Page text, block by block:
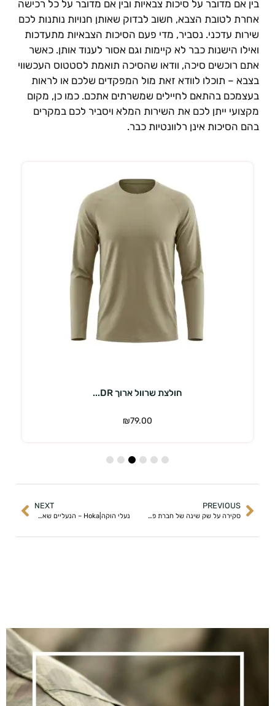
אם מדובר על סיכות צבאיות ובין אם מדובר על כל רכישה
לטובת הצבא, חשוב לבדוק שאותן חנויות נותנות לכם
עדכני. נסביר, מדי פעם הסיכות הצבאיות מתעדכות
הישנות כבר לא קיימות וגם אסור לענוד אותן. כאשר
רוכשים סיכה, וודאו שהסיכה תואמת לסטטוס העכשווי
– תוכלו לוודא זאת מול המפקדים שלכם או לראות
בהתאם לחיילים שמשרתים אתכם. כמו כן, מקום
ייתן לכם את השירות המלא ויסביר לכם במקרים
הסיכות אינן רלוונטיות כבר.
חולצת שרוול ארוך DR...
₪79.00
PREVIOUS
סקירה על שק שינה של חברת פרינו
NEXT
נעלי הוקה|Hoka – הנעליים שאתם צריכים